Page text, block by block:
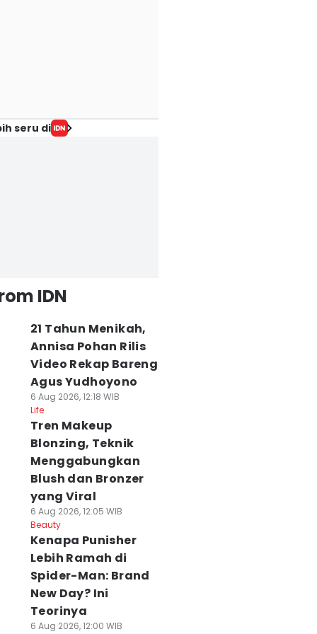
seru di
IDN
21 Tahun Menikah,
Annisa Pohan Rilis
Video Rekap Bareng
Agus Yudhoyono
6 Aug 2026, 12:18 WIB
Life
Tren Makeup
Blonzing, Teknik
Menggabungkan
Blush dan Bronzer
yang Viral
6 Aug 2026, 12:05 WIB
Beauty
Kenapa Punisher
Lebih Ramah di
Spider-Man: Brand
New Day? Ini
Teorinya
6 Aug 2026, 12:00 WIB